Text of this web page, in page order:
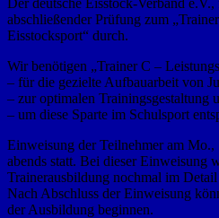
abschließender Prüfung zum
Eisstocksport“ durch.
Wir benötigen „Trainer C –
– für die gezielte Aufbauarbeit von
– zur optimalen Trainingsgestaltung
– um diese Sparte im Schulsport
Einweisung der Teilnehmer am
abends statt. Bei dieser Einweisung
Trainerausbildung nochmal im
Nach Abschluss der Einweisung
der Ausbildung beginnen.